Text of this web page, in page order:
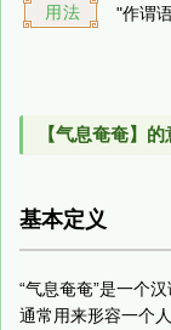
用法 "作谓
【气息奄奄】的
基本定义
“气息奄奄”是一个
通常用来形容一个